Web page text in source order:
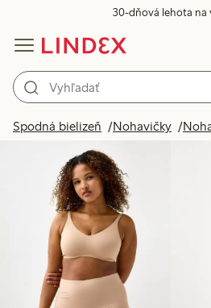
30-dňová lehota na
Spodná bielizeň Nohavičky